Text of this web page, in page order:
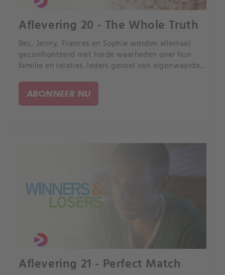
Aflevering 20 - The Whole Truth
Bec, Jenny, Frances en Sophie worden allemaal
geconfronteerd met harde waarheden over hun
familie en relaties. Ieders gevoel van eigenwaarde
ABONNEER NU
Aflevering 21 - Perfect Match